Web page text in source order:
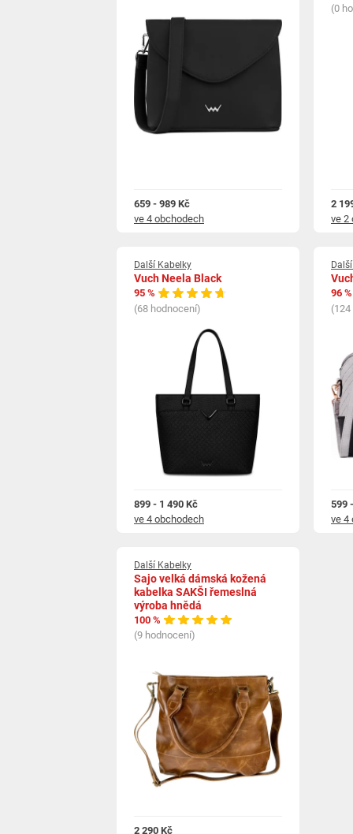
659 - 989 Kč
ve 4 obchodech
(0
2
ve 2
Další Kabelky
Vuch Neela Black
95 %
(68 hodnocení)
899 - 1 490 Kč
ve 4 obchodech
96 %
599
ve 4
Další Kabelky
Sajo velká dámská kožená
kabelka SAKŠI řemeslná
výroba hnědá
100 %
(9 hodnocení)
2 290 Kč